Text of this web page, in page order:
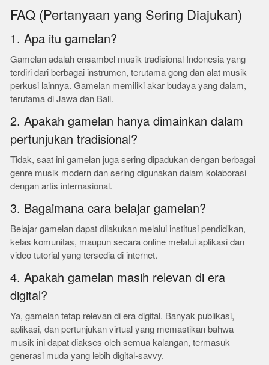
FAQ (Pertanyaan yang Sering Diajukan)
1. Apa itu gamelan?
Gamelan adalah ensambel musik tradisional Indonesia yang
terdiri dari berbagai instrumen, terutama gong dan alat musik
perkusi lainnya. Gamelan memiliki akar budaya yang dalam,
terutama di Jawa dan Bali.
2. Apakah gamelan hanya dimainkan dalam
pertunjukan tradisional?
Tidak, saat ini gamelan juga sering dipadukan dengan berbagai
genre musik modern dan sering digunakan dalam kolaborasi
dengan artis internasional.
3. Bagaimana cara belajar gamelan?
Belajar gamelan dapat dilakukan melalui institusi pendidikan,
kelas komunitas, maupun secara online melalui aplikasi dan
video tutorial yang tersedia di internet.
4. Apakah gamelan masih relevan di era
digital?
Ya, gamelan tetap relevan di era digital. Banyak publikasi,
aplikasi, dan pertunjukan virtual yang memastikan bahwa
musik ini dapat diakses oleh semua kalangan, termasuk
generasi muda yang lebih digital-savvy.